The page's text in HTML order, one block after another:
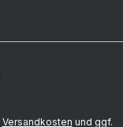
Versandkosten und ggf.